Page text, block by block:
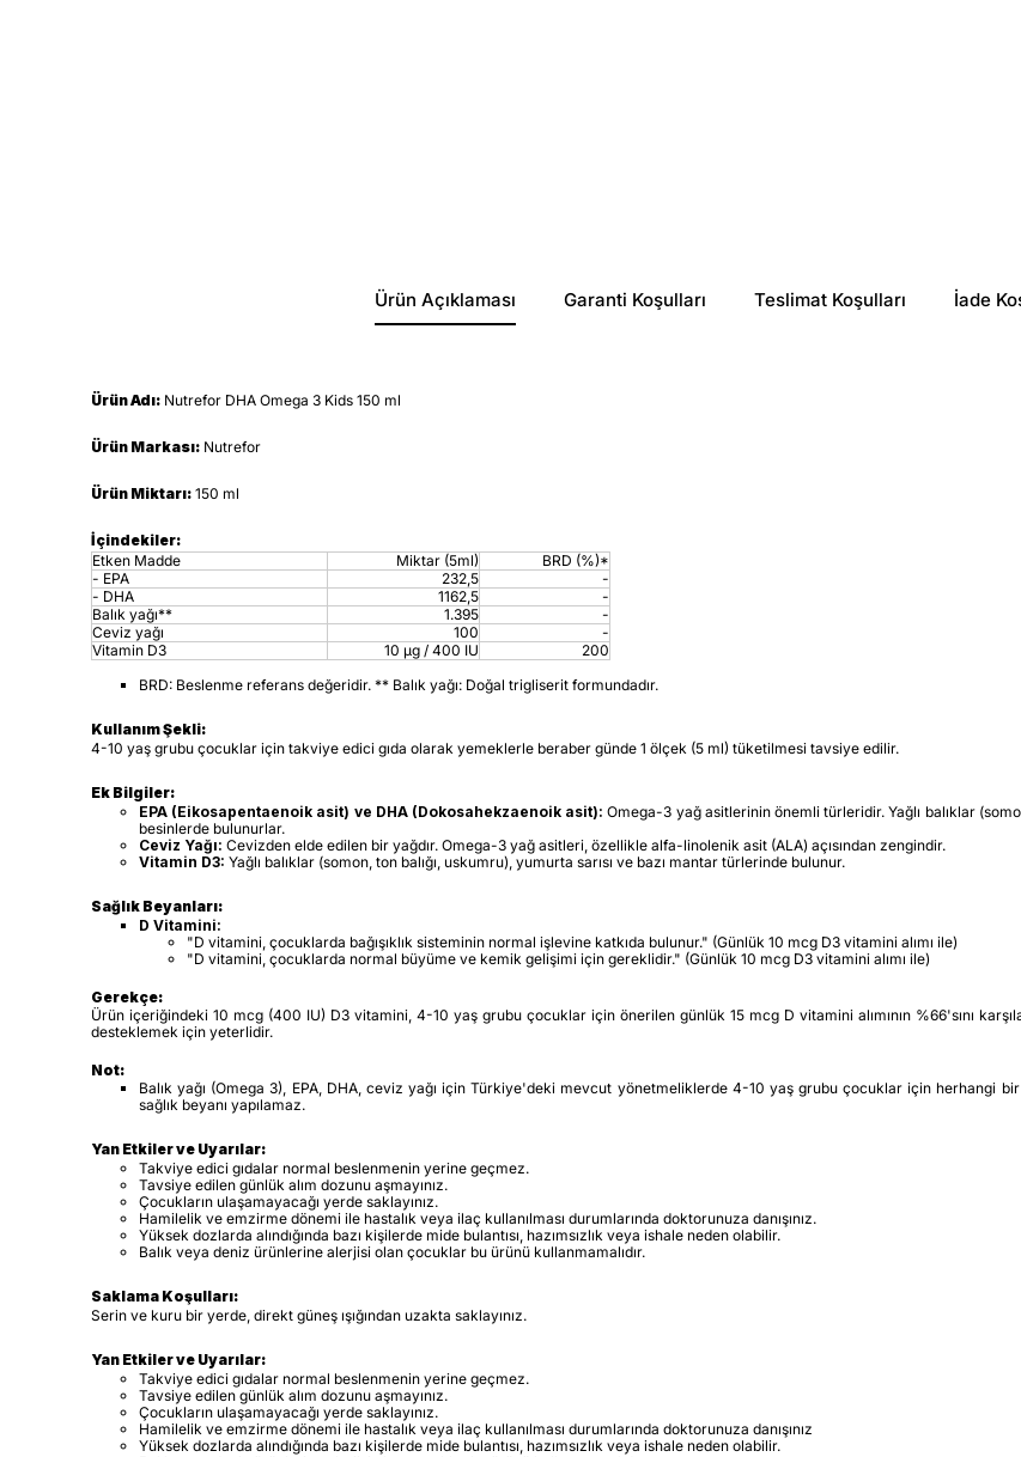
Ürün Açıklaması Garanti Koşulları Teslimat Koşulları İade
Ürün Adı: Nutrefor DHA Omega 3 Kids 150 ml
Ürün Markası: Nutrefor
Ürün Miktarı: 150 ml
İçindekiler:
Etken Madde
Miktar (5ml)
BRD (%)*
- EPA
232,5
-
- DHA
1162,5
-
Balık yağı**
1.395
-
Ceviz yağı
100
-
Vitamin D3
10 µg / 400 IU
200
BRD: Beslenme referans değeridir. ** Balık yağı: Doğal trigliserit formundadır.
Kullanım Şekli:
4-10 yaş grubu çocuklar için takviye edici gıda olarak yemeklerle beraber günde 1 ölçek (5 ml) tüketilmesi tavsiye edilir.
Ek Bilgiler:
EPA (Eikosapentaenoik asit) ve DHA (Dokosahekzaenoik asit): Omega-3 yağ asitlerinin önemli türleridir. Yağlı balıklar
besinlerde bulunurlar.
Ceviz Yağı: Cevizden elde edilen bir yağdır. Omega-3 yağ asitleri, özellikle alfa-linolenik asit (ALA) açısından zengindir.
Vitamin D3: Yağlı balıklar (somon, ton balığı, uskumru), yumurta sarısı ve bazı mantar türlerinde bulunur.
Sağlık Beyanları:
D Vitamini:
"D vitamini, çocuklarda bağışıklık sisteminin normal işlevine katkıda bulunur." (Günlük 10 mcg D3 vitamini alımı ile)
"D vitamini, çocuklarda normal büyüme ve kemik gelişimi için gereklidir." (Günlük 10 mcg D3 vitamini alımı ile)
Gerekçe:
Ürün içeriğindeki 10 mcg (400 IU) D3 vitamini, 4-10 yaş grubu çocuklar için önerilen günlük 15 mcg D vitamini alımının %66'sını
desteklemek için yeterlidir.
Not:
Balık yağı (Omega 3), EPA, DHA, ceviz yağı için Türkiye'deki mevcut yönetmeliklerde 4-10 yaş grubu çocuklar için herhangi
sağlık beyanı yapılamaz.
Yan Etkiler ve Uyarılar:
Takviye edici gıdalar normal beslenmenin yerine geçmez.
Tavsiye edilen günlük alım dozunu aşmayınız.
Çocukların ulaşamayacağı yerde saklayınız.
Hamilelik ve emzirme dönemi ile hastalık veya ilaç kullanılması durumlarında doktorunuza danışınız.
Yüksek dozlarda alındığında bazı kişilerde mide bulantısı, hazımsızlık veya ishale neden olabilir.
Balık veya deniz ürünlerine alerjisi olan çocuklar bu ürünü kullanmamalıdır.
Saklama Koşulları:
Serin ve kuru bir yerde, direkt güneş ışığından uzakta saklayınız.
Yan Etkiler ve Uyarılar:
Takviye edici gıdalar normal beslenmenin yerine geçmez.
Tavsiye edilen günlük alım dozunu aşmayınız.
Çocukların ulaşamayacağı yerde saklayınız.
Hamilelik ve emzirme dönemi ile hastalık veya ilaç kullanılması durumlarında doktorunuza danışınız
Yüksek dozlarda alındığında bazı kişilerde mide bulantısı, hazımsızlık veya ishale neden olabilir.